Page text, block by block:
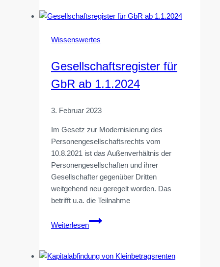
einer
Wissenswertes
Gesellschaftsregister für
GbR ab 1.1.2024
3. Februar 2023
Im Gesetz zur Modernisierung des
Personengesellschaftsrechts vom
10.8.2021 ist das Außenverhältnis der
Personengesellschaften und ihrer
Gesellschafter gegenüber Dritten
weitgehend neu geregelt worden. Das
betrifft u.a. die Teilnahme
Weiterlesen
Gesellschaftsregister
für
ab